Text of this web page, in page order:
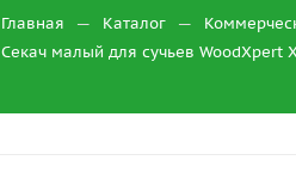
Главная — Каталог —
Секач малый для сучьев WoodXpert